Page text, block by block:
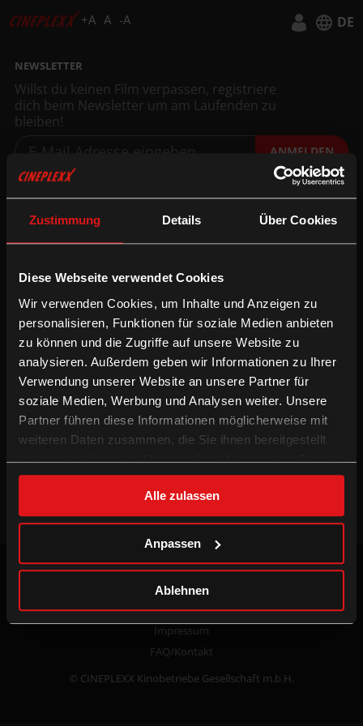
Zustimmung Details Über Cookies
Diese Webseite verwendet Cookies
Wir verwenden Cookies, um Inhalte und Anzeigen zu
personalisieren, Funktionen für soziale Medien anbieten
zu können und die Zugriffe auf unsere Website zu
analysieren. Außerdem geben wir Informationen zu Ihrer
Verwendung unserer Website an unsere Partner für
soziale Medien, Werbung und Analysen weiter. Unsere
Partner führen diese Informationen möglicherweise mit
weiteren Daten zusammen, die Sie ihnen bereitgestellt
haben oder die sie im Rahmen Ihrer Nutzung der Dienste
gesammelt haben.
Alle zulassen
Anpassen
Ablehnen
+A A -A DE
English
NEWSLETTER
Willst du keinen Film verpassen, registriere
dich beim Newsletter um am Laufenden zu
bleiben!
ANMELDEN
INFORMATION
Technologien
Gutschein-Info
Family Film Club Info
DOT.magazine
FOLGE UNS
Facebook
Instagram
TikTok
WhatsApp
B2B
Kino mieten
Kinowerbung
Schulkino
UNTERNEHMEN
Presse
Porträt
Jobs
CINEPLEXX APPS
© CINEPLEXX Kinobetriebe Gesellschaft m.b.H.
common.update_cookies
Datenschutzerklärung
AGB
Impressum
FAQ/Kontakt